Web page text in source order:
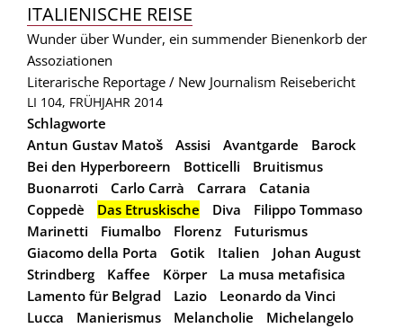
ITALIENISCHE REISE
Wunder über Wunder, ein summender Bienenkorb der
Assoziationen
Literarische Reportage / New Journalism Reisebericht
LI 104, FRÜHJAHR 2014
Schlagworte
Antun Gustav Matoš
Assisi Avantgarde
Barock
Bei den Hyperboreern
Botticelli
Bruitismus
Buonarroti
Carlo Carrà Carrara
Catania
Coppedè
Das Etruskische Diva
Filippo Tommaso
Marinetti
Fiumalbo Florenz
Futurismus
Giacomo della Porta
Gotik Italien
Johan August
Strindberg
Kaffee Körper
La musa metafisica
Lamento für Belgrad
Lazio
Leonardo da Vinci
Lucca
Manierismus Melancholie
Michelangelo